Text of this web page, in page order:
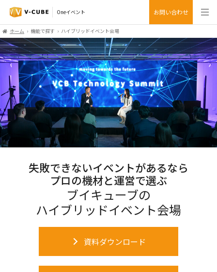
Oneイベント お問い合わせ
ホーム 機能で探す ハイブリッドイベント会場
失敗できないイベントがあるなら
プロの機材と運営で選ぶ
ブイキューブの
ハイブリッドイベント会場
資料ダウンロード